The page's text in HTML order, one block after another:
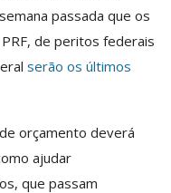
passada que os
de peritos federais
serão os últimos
orçamento deverá
ajudar
que passam